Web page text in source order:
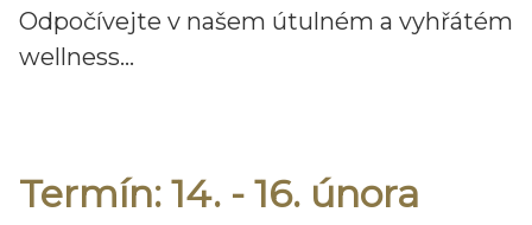
Odpočívejte v našem útulném a vyhřátém
wellness...
Termín: 14. - 16. února